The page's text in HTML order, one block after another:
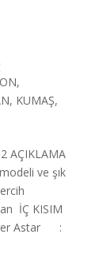
,
, KUMAŞ,
AÇIKLAMA
ve şık
İÇ KISIM
Astar :